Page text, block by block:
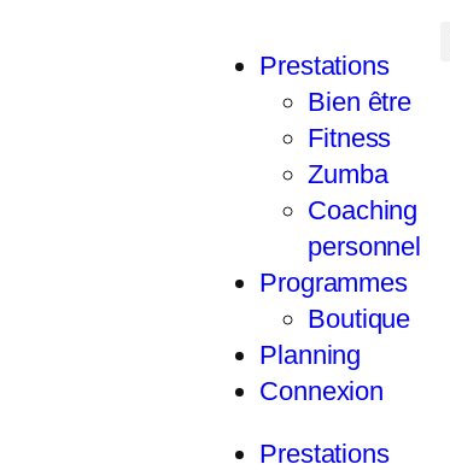
Prestations
Bien être
Fitness
Zumba
Coaching
personnel
Programmes
Boutique
Planning
Connexion
Prestations